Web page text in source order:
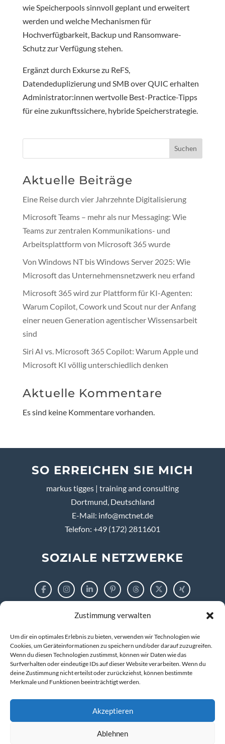
Zustimmung verwalten
Um dir ein optimales Erlebnis zu bieten, verwenden wir Technologien wie
Cookies, um Geräteinformationen zu speichern und/oder darauf zuzugreifen.
Wenn du diesen Technologien zustimmst, können wir Daten wie das
Surfverhalten oder eindeutige IDs auf dieser Website verarbeiten. Wenn du
deine Zustimmung nicht erteilst oder zurückziehst, können bestimmte
Merkmale und Funktionen beeinträchtigt werden.
Akzeptieren
Ablehnen
wie Speicherpools sinnvoll geplant und erweitert
werden und welche Mechanismen für
Hochverfügbarkeit, Backup und Ransomware-
Schutz zur Verfügung stehen.
Ergänzt durch Exkurse zu ReFS,
Datendeduplizierung und SMB over QUIC erhalten
Administrator:innen wertvolle Best-Practice-Tipps
für eine zukunftssichere, hybride Speicherstrategie.
Suchen
Aktuelle Beiträge
Eine Reise durch vier Jahrzehnte Digitalisierung
Microsoft Teams – mehr als nur Messaging: Wie
Teams zur zentralen Kommunikations- und
Arbeitsplattform von Microsoft 365 wurde
Von Windows NT bis Windows Server 2025: Wie
Microsoft das Unternehmensnetzwerk neu erfand
Microsoft 365 wird zur Plattform für KI-Agenten:
Warum Copilot, Cowork und Scout nur der Anfang
einer neuen Generation agentischer Wissensarbeit
sind
Siri AI vs. Microsoft 365 Copilot: Warum Apple und
Microsoft KI völlig unterschiedlich denken
Aktuelle Kommentare
Es sind keine Kommentare vorhanden.
SO ERREICHEN SIE MICH
markus tigges | training and consulting
Dortmund, Deutschland
E-Mail: info@mctnet.de
Telefon: +49 (172) 2811601
SOZIALE NETZWERKE
Impressum
Datenschutzerklärung
© 2026 markus tigges | training and consulting